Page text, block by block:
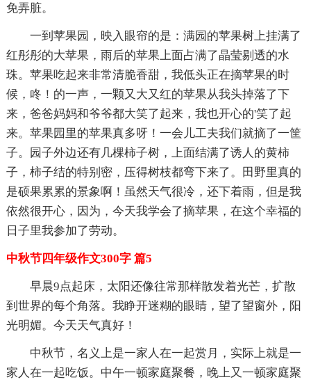
免弄脏。
一到苹果园，映入眼帘的是：满园的苹果树上挂满了
红彤彤的大苹果，雨后的苹果上面占满了晶莹剔透的水
珠。苹果吃起来非常清脆香甜，我低头正在摘苹果的时
候，咚！的一声，一颗又大又红的苹果从我头掉落了下
来，爸爸妈妈和爷爷都大笑了起来，我也开心的'笑了起
来。苹果园里的苹果真多呀！一会儿工夫我们就摘了一筐
子。园子外边还有几棵柿子树，上面结满了诱人的黄柿
子，柿子结的特别密，压得树枝都弯下来了。田野里真的
是硕果累累的景象啊！虽然天气很冷，还下着雨，但是我
依然很开心，因为，今天我学会了摘苹果，在这个幸福的
日子里我参加了劳动。
中秋节四年级作文300字 篇5
早晨9点起床，太阳还像往常那样散发着光芒，扩散
到世界的每个角落。我睁开迷糊的眼睛，望了望窗外，阳
光明媚。今天天气真好！
中秋节，名义上是一家人在一起赏月，实际上就是一
家人在一起吃饭。中午一顿家庭聚餐，晚上又一顿家庭聚